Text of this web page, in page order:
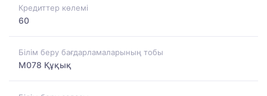
Кредиттер көлемі
60
Білім беру бағдарламаларының тобы
M078 Құқық